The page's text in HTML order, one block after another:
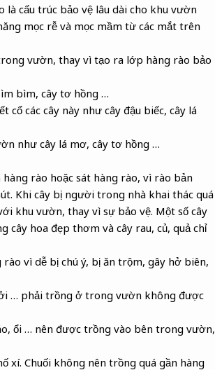
là cấu trúc bảo vệ lâu dài cho khu vườn
mọc rễ và mọc mầm từ các mắt trên
vườn, thay vì tạo ra lớp hàng rào bảo
bìm, cây tơ hồng …
cổ các cây này như cây đậu biếc, cây lá
như cây lá mơ, cây tơ hồng …
rào hoặc sát hàng rào, vì rào bản
Khi cây bị người trong nhà khai thác quá
khu vườn, thay vì sự bảo vệ. Một số cây
cây hoa đẹp thơm và cây rau, củ, quả chỉ
vì dễ bị chú ý, bị ăn trộm, gây hở biên,
… phải trồng ở trong vườn không được
ổi … nên được trồng vào bên trong vườn,
xí. Chuối không nên trồng quá gần hàng